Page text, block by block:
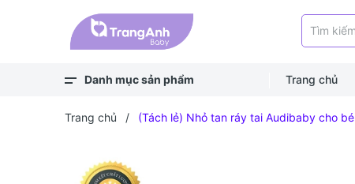
Danh mục sản phẩm Trang chủ
Trang chủ / (Tách lẻ) Nhỏ tan ráy tai Audibaby cho bé